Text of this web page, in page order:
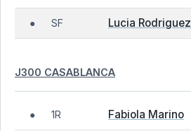
● SF Lucia Rodriguez
J300 CASABLANCA
● 1R Fabiola Marino